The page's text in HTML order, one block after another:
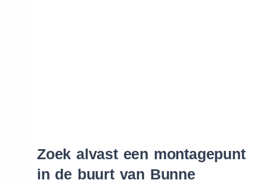
Zoek alvast een montagepunt
in de buurt van Bunne